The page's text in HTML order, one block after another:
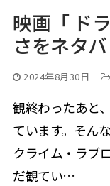
映画「 ド
さをネタ
2024年8月30日
観終わったあと
ています。そん
クライム・ラブ
だ観てい…